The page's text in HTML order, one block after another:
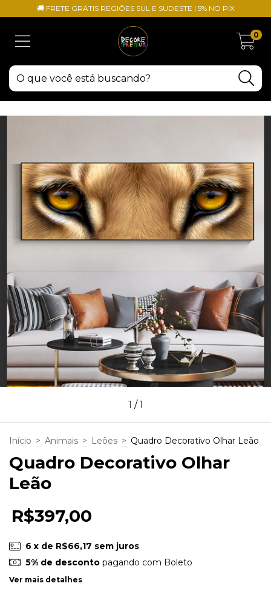
🚚 FRETE GRÁTIS REGIÕES SUL E SUDESTE | 5% NO PIX
0
1 /1
Início > Animais > Leões > Quadro Decorativo Olhar Leão
Quadro Decorativo Olhar
Leão
R$397,00
6 x de R$66,17 sem juros
5% de descontopagando com Boleto
Ver mais detalhes